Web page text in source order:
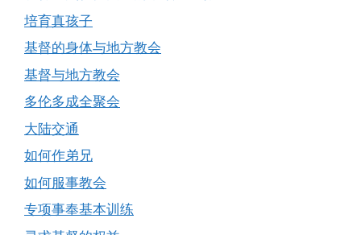
培育真孩子
基督的身体与地方教会
基督与地方教会
多伦多成全聚会
大陆交通
如何作弟兄
如何服事教会
专项事奉基本训练